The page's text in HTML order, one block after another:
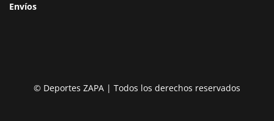
Envíos
© Deportes ZAPA | Todos los derechos reservados